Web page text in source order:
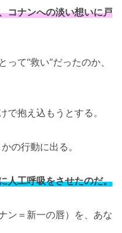
コナンへの淡い想いに戸
て“救い”だったのか、
で抱え込もうとする。
の行動に出る。
人工呼吸をさせたのだ。
ン＝新一の唇）を、あな